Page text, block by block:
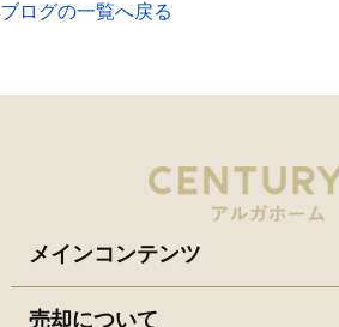
ブログの一覧へ戻る
メインコンテンツ
売却について